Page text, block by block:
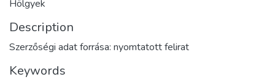
Hölgyek
Description
Szerzőségi adat forrása: nyomtatott felirat
Keywords